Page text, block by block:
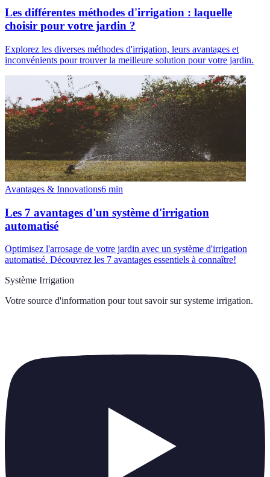
Les différentes méthodes d'irrigation : laquelle
choisir pour votre jardin ?
Explorez les diverses méthodes d'irrigation, leurs avantages et
inconvénients pour trouver la meilleure solution pour votre jardin.
Avantages & Innovations6 min
Les 7 avantages d'un système d'irrigation
automatisé
Optimisez l'arrosage de votre jardin avec un système d'irrigation
automatisé. Découvrez les 7 avantages essentiels à connaître!
Système Irrigation
Votre source d'information pour tout savoir sur systeme irrigation.